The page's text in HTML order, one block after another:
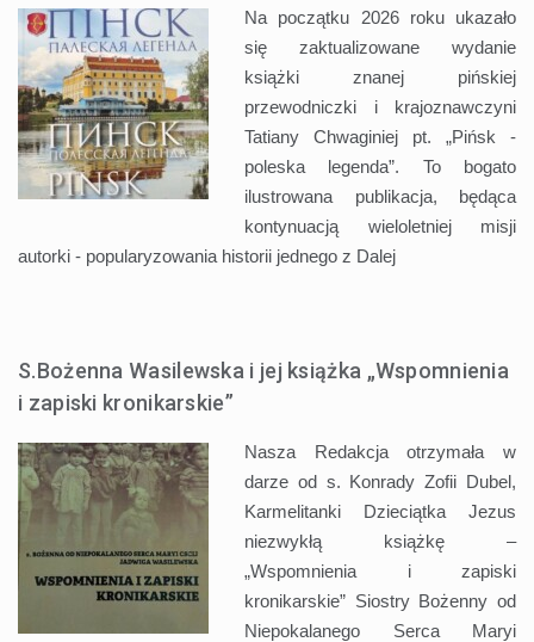
Na początku 2026 roku ukazało
się zaktualizowane wydanie
książki znanej pińskiej
przewodniczki i krajoznawczyni
Tatiany Chwaginiej pt. „Pińsk -
poleska legenda”. To bogato
ilustrowana publikacja, będąca
kontynuacją wieloletniej misji
autorki - popularyzowania historii jednego z Dalej
S.Bożenna Wasilewska i jej książka „Wspomnienia
i zapiski kronikarskie”
Nasza Redakcja otrzymała w
darze od s. Konrady Zofii Dubel,
Karmelitanki Dzieciątka Jezus
niezwykłą książkę –
„Wspomnienia i zapiski
kronikarskie” Siostry Bożenny od
Niepokalanego Serca Maryi